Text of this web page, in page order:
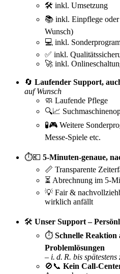
🛠️ inkl. Umsetzung
📚 inkl. Einpflege
Wunsch)
💻 inkl.
✅ inkl.
🚀 inkl.
🔄 Laufender Support,
auf Wunsch
🧼 Laufende Pflege
🔍📈
🧪🎮 Weitere
Messe-Spiele etc.
⏱️💶 5-Minuten-genaue,
📏 Transparente
⏳ Abrechnung im 5-
💡 Fair &
wirklich anfällt
🛠️ Unser Support –
⏱️ Schnelle
Problemlösungen
– i. d. R. bis
🚫📞 Kein Call-